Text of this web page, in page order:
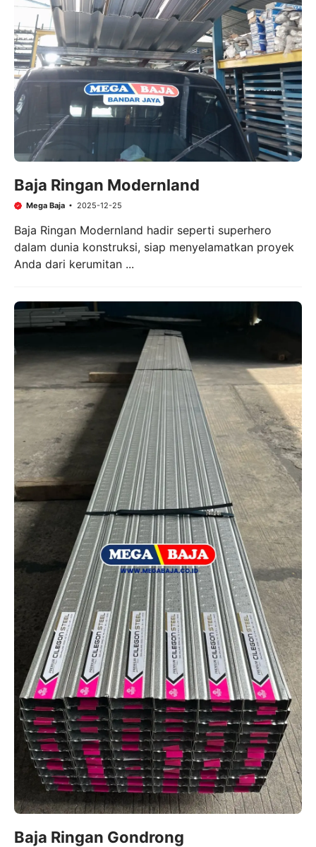
Baja Ringan Modernland
Mega Baja 2025-12-25
Baja Ringan Modernland hadir seperti superhero
dalam dunia konstruksi, siap menyelamatkan proyek
Anda dari kerumitan ...
Baja Ringan Gondrong